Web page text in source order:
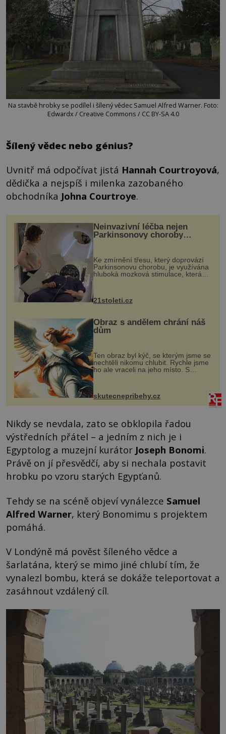
Na stavbě hrobky se podílel i šílený vědec Samuel Alfred Warner. Foto:
Edwardx / Creative Commons / CC BY-SA 4.0
Šílený vědec nebo génius?
Uvnitř má odpočívat jistá Hannah Courtroyová,
dědička a nejspíš i milenka zazobaného
obchodníka Johna Courtroye.
Neinvazivní léčba nejen
Parkinsonovy choroby
Ke zmírnění třesu, který doprovází
Parkinsonovu chorobu, je využívána
hluboká mozková stimulace, která
však vyžaduje vysoce invazivní
zákrok. Ultrazvuk zase není vhodný
k dostatečně přesnému zacílení ...
21stoleti.cz
Obraz s andělem chrání náš
dům
Ten obraz byl kýč, se kterým jsme se
nechtěli nikomu chlubit. Rychle jsme
ho ale vraceli na jeho místo. S
manželem Vaškem jsme si pořídili
chaloupku, takový domek na severu
Čech, kde jsme si naplánova...
skutecnepribehy.cz
Nikdy se nevdala, zato se obklopila řadou
výstředních přátel – a jedním z nich je i
Egyptolog a muzejní kurátor Joseph Bonomi.
Právě on jí přesvědčí, aby si nechala postavit
hrobku po vzoru starých Egypťanů.
Tehdy se na scéně objeví vynálezce Samuel
Alfred Warner, který Bonomimu s projektem
pomáhá.
V Londýně má pověst šíleného vědce a
šarlatána, který se mimo jiné chlubí tím, že
vynalezl bombu, která se dokáže teleportovat a
zasáhnout vzdálený cíl.